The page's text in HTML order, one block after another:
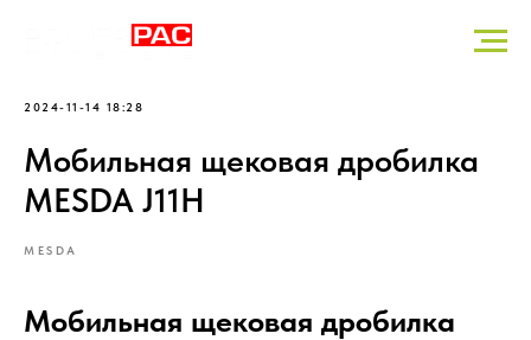
2024-11-14 18:28
Мобильная щековая дробилка
MESDA J11H
MESDA
Мобильная щековая дробилка